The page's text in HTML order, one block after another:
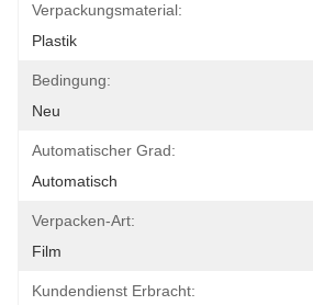
Verpackungsmaterial:
Plastik
Bedingung:
Neu
Automatischer Grad:
Automatisch
Verpacken-Art:
Film
Kundendienst Erbracht: